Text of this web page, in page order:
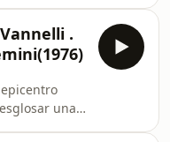
Sin su
jamás
de
Franks,
el año
trabajo
inflexión
.
una